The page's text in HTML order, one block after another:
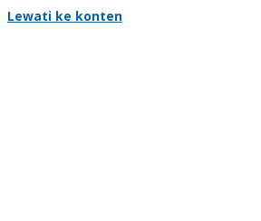
Lewati ke konten